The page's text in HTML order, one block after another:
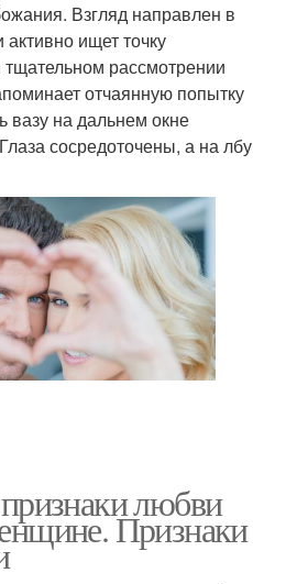
Взгляд направлен в
активно ищет точку
рассмотрении
отчаянную попытку
вазу на дальнем окне
сосредоточены, а на лбу
любви
Признаки